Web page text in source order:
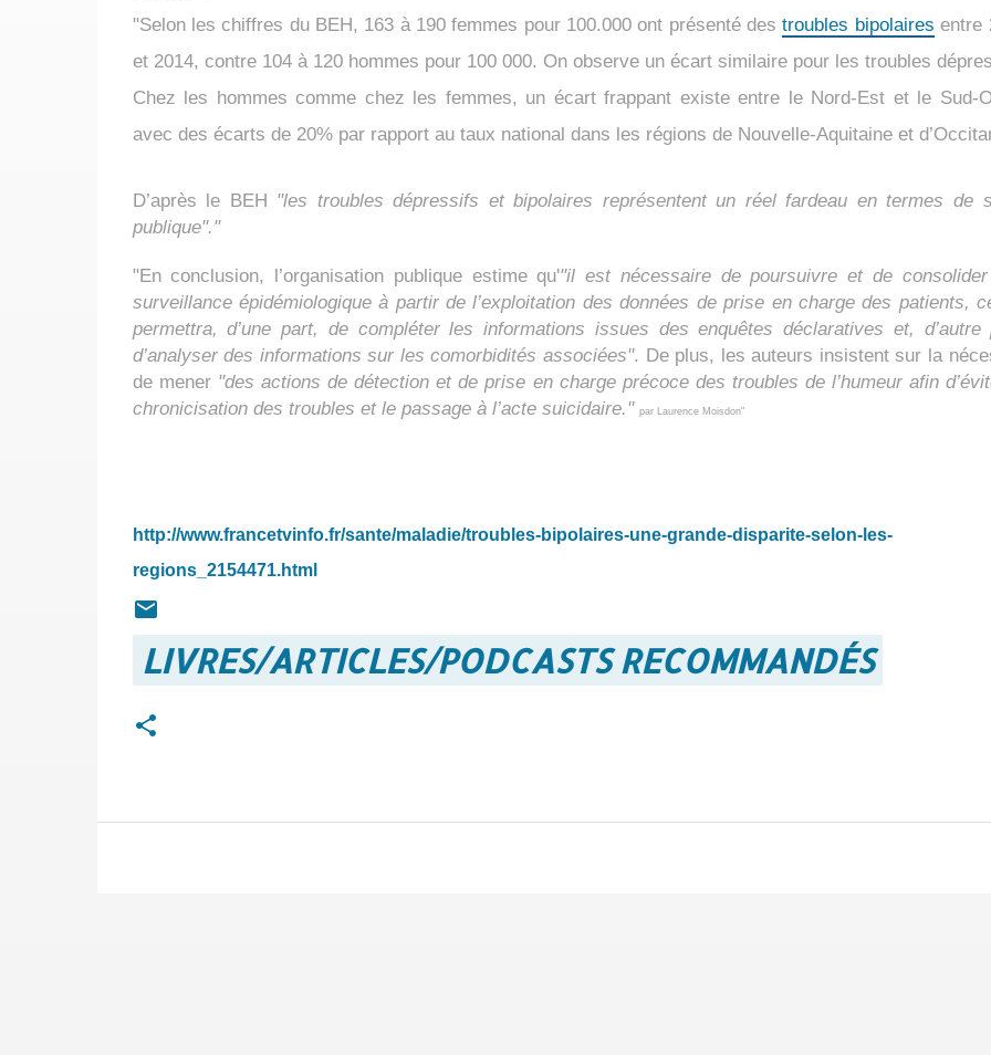
"Selon les chiffres du BEH, 163 à 190 femmes pour 100.000 ont présenté destroubles bipolaires entre
et 2014, contre 104 à 120 hommes pour 100 000. On observe un écart similaire pour les troubles
Chez les hommes comme chez les femmes, un écart frappant existe entre le Nord-Est et le Sud-
avec des écarts de 20% par rapport au taux national dans les régions de Nouvelle-Aquitaine et
D’après le BEH "les troubles dépressifs et bipolaires représentent un réel fardeau en termes de
publique"."
"En conclusion, l’organisation publique estime qu'"il est nécessaire de poursuivre et de
surveillance épidémiologique à partir de l’exploitation des données de prise en charge des patients,
permettra, d’une part, de compléter les informations issues des enquêtes déclaratives et, d’autre
d’analyser des informations sur les comorbidités associées". De plus, les auteurs insistent sur la
de mener "des actions de détection et de prise en charge précoce des troubles de l’humeur afin
chronicisation des troubles et le passage à l’acte suicidaire." par Laurence Moisdon"
http://www.francetvinfo.fr/sante/maladie/troubles-bipolaires-une-grande-disparite-selon-les-
regions_2154471.html
LIVRES/ARTICLES/PODCASTS RECOMMANDÉS